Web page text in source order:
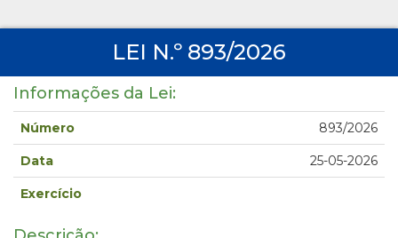
LEI N.º 893/2026
Informações da Lei:
Número 893/2026
Data 25-05-2026
Exercício